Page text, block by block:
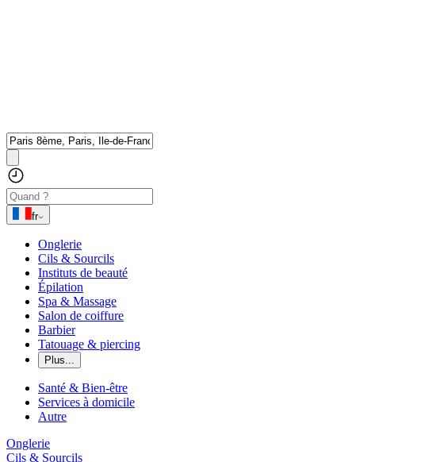
fr
Onglerie
Cils & Sourcils
Instituts de beauté
Épilation
Spa & Massage
Salon de coiffure
Barbier
Tatouage & piercing
Plus...
Santé & Bien-être
Services à domicile
Autre
Onglerie
Cils & Sourcils